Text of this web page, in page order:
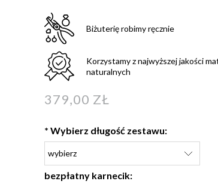
Biżuterię robimy ręcznie
Korzystamy z najwyższej jakości
naturalnych
379,00 ZŁ
* Wybierz długość zestawu:
bezpłatny karnecik: